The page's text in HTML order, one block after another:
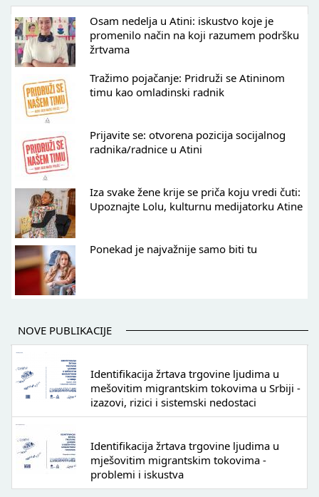
Osam nedelja u Atini: iskustvo koje je
promenilo način na koji razumem podršku
žrtvama
Tražimo pojačanje: Pridruži se Atininom
timu kao omladinski radnik
Prijavite se: otvorena pozicija socijalnog
radnika/radnice u Atini
Iza svake žene krije se priča koju vredi čuti:
Upoznajte Lolu, kulturnu medijatorku Atine
Ponekad je najvažnije samo biti tu
NOVE PUBLIKACIJE
Identifikacija žrtava trgovine ljudima u
mešovitim migrantskim tokovima u Srbiji -
izazovi, rizici i sistemski nedostaci
Identifikacija žrtava trgovine ljudima u
mješovitim migrantskim tokovima -
problemi i iskustva